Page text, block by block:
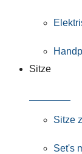
Sitze
Sitze
Set's